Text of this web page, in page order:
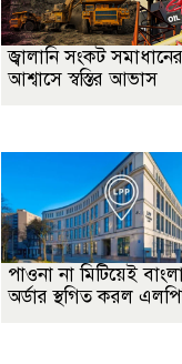
জ্বালানি সংকট সমাধানের
আশ্বাসে স্বস্তির আভাস
পাওনা না মিটিয়েই
অর্ডার স্থগিত করল